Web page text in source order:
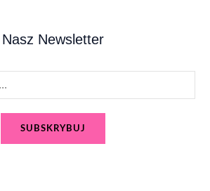
Nasz Newsletter
SUBSKRYBUJ